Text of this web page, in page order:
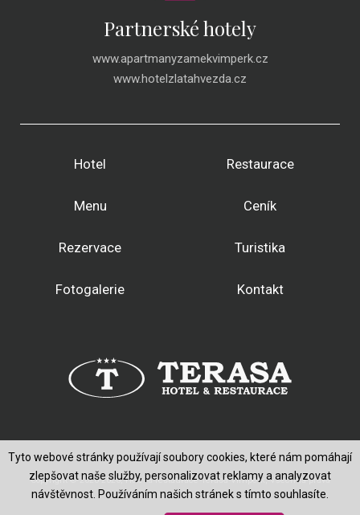
Tyto webové stránky používají soubory cookies, které nám pomáhají
zlepšovat naše služby, personalizovat reklamy a analyzovat
návštěvnost. Používáním našich stránek s tímto souhlasíte.
Partnerské hotely
www.apartmanyzamekvimperk.cz
www.hotelzlatahvezda.cz
Hotel Restaurace
Menu Ceník
Rezervace Turistika
Fotogalerie Kontakt
Copyright © 2020-2026, Hotel a restaurace Terasa Vimperk, Všechna práva
vyhrazena.